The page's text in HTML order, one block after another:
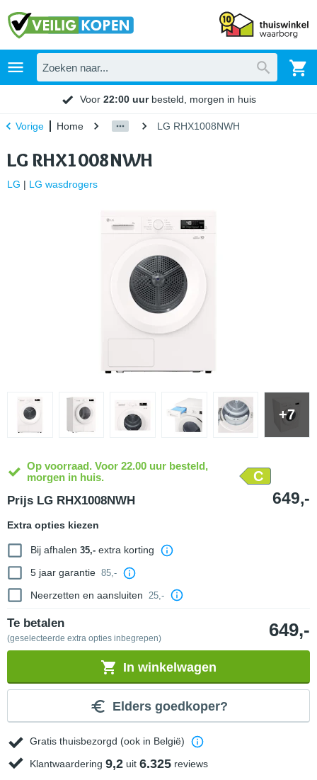
Voor 22:00 uurbesteld, morgen in huis
Vorige Home LG RHX1008NWH
LG RHX1008NWH
LG | LG wasdrogers
+7
Op voorraad. Voor 22.00 uur besteld,
morgen in huis.
C
Prijs LG RHX1008NWH 649,-
Extra opties kiezen
Bij afhalen 35,-extra korting
5 jaar garantie 85,-
Neerzetten en aansluiten 25,-
Te betalen
(geselecteerde extra opties inbegrepen) 649,-
In winkelwagen
Elders goedkoper?
Gratis thuisbezorgd (ook in België)
Klantwaardering 9,2 uit 6.325 reviews